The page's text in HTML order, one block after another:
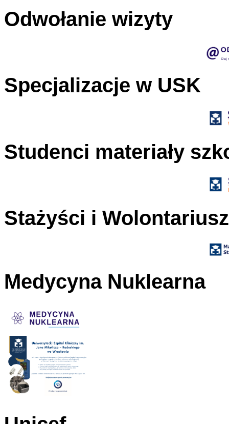
Odwołanie wizyty
Specjalizacje w USK
Studenci materiały
Stażyści i
Medycyna Nuklearna